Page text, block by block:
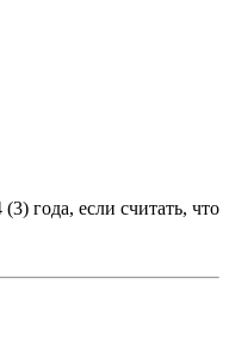
года, если считать, что